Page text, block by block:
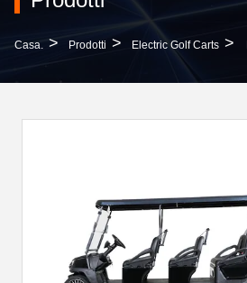
Casa. > Prodotti > Electric Golf Carts >